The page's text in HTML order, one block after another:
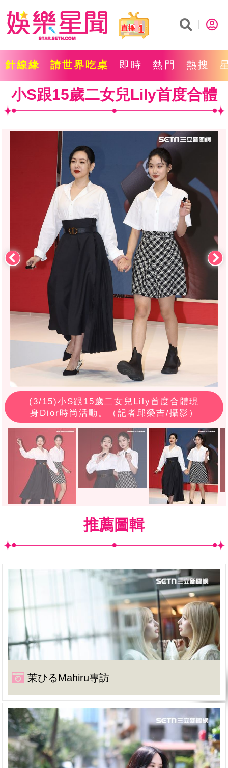
1
針線緣 請世界吃桌 即時 熱門 熱搜
小S跟15歲二女兒Lily首度合體
(3/15)小S跟15歲二女兒Lily首度合體現
身Dior時尚活動。（記者邱榮吉/攝影）
推薦圖輯
茉ひるMahiru專訪